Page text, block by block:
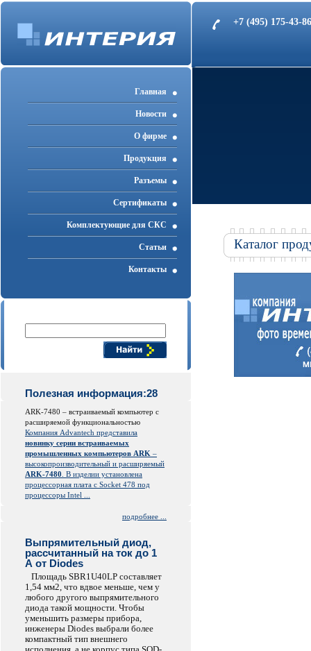
+7 (495) 175-43-
Главная
Новости
О фирме
Продукция
Разъемы
Cертификаты
Комплектующие для СКС
Статьи
Контакты
Полезная информация:28
ARK-7480 – встраиваемый компьютер с
расширяемой функциональностью
Компания Advantech представила
новинку серии встраиваемых
промышленных компьютеров ARK –
высокопроизводительный и расширяемый
ARK-7480 . В изделии установлена
процессорная плата с Socket 478 под
процессоры Intel ...
подробнее ...
Выпрямительный диод,
рассчитанный на ток до 1
А от Diodes
Площадь SBR1U40LP составляет
1,54 мм2, что вдвое меньше, чем у
любого другого выпрямительного
диода такой мощности. Чтобы
уменьшить размеры прибора,
инженеры Diodes выбрали более
компактный тип внешнего
Каталог